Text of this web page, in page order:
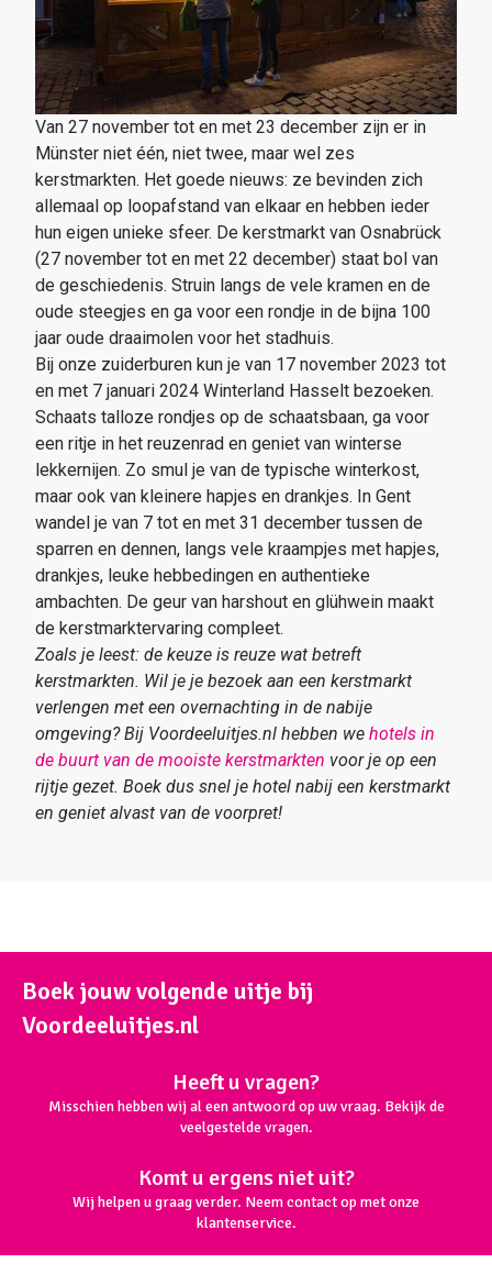
Van 27 november tot en met 23 december zijn er in
Münster niet één, niet twee, maar wel zes
kerstmarkten. Het goede nieuws: ze bevinden zich
allemaal op loopafstand van elkaar en hebben ieder
hun eigen unieke sfeer. De kerstmarkt van Osnabrück
(27 november tot en met 22 december) staat bol van
de geschiedenis. Struin langs de vele kramen en de
oude steegjes en ga voor een rondje in de bijna 100
jaar oude draaimolen voor het stadhuis.
Bij onze zuiderburen kun je van 17 november 2023 tot
en met 7 januari 2024 Winterland Hasselt bezoeken.
Schaats talloze rondjes op de schaatsbaan, ga voor
een ritje in het reuzenrad en geniet van winterse
lekkernijen. Zo smul je van de typische winterkost,
maar ook van kleinere hapjes en drankjes. In Gent
wandel je van 7 tot en met 31 december tussen de
sparren en dennen, langs vele kraampjes met hapjes,
drankjes, leuke hebbedingen en authentieke
ambachten. De geur van harshout en glühwein maakt
de kerstmarktervaring compleet.
Zoals je leest: de keuze is reuze wat betreft
kerstmarkten. Wil je je bezoek aan een kerstmarkt
verlengen met een overnachting in de nabije
omgeving? Bij Voordeeluitjes.nl hebben we hotels in
de buurt van de mooiste kerstmarkten voor je op een
rijtje gezet. Boek dus snel je hotel nabij een kerstmarkt
en geniet alvast van de voorpret!
Boek jouw volgende uitje bij
Voordeeluitjes.nl
Heeft u vragen?
Misschien hebben wij al een antwoord op uw vraag. Bekijk de
veelgestelde vragen.
Komt u ergens niet uit?
Wij helpen u graag verder. Neem contact op met onze
klantenservice.